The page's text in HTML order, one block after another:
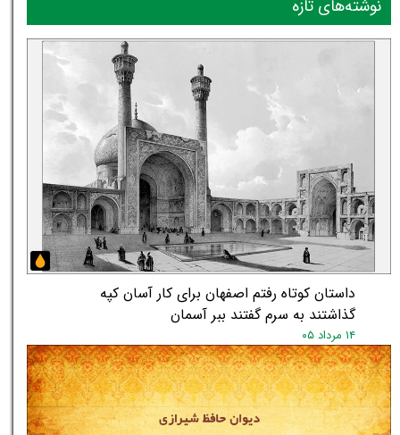
داستان کوتاه رفتم اصفهان برای کار آسان کپه
گذاشتند به سرم گفتند ببر آسمان
۱۴ مرداد ۰۵
نوشته‌های تازه